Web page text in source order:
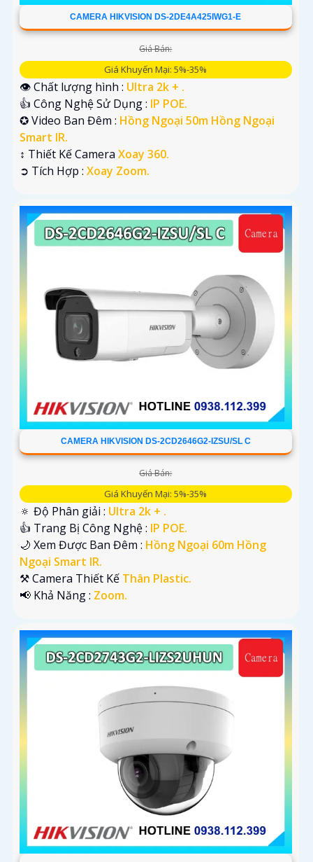
CAMERA HIKVISION DS-2DE4A425IWG1-E
Giá Bán:
Giá Khuyến Mại: 5%-35%
👁 Chất lượng hình : Ultra 2k + .
👍 Công Nghệ Sử Dụng : IP POE.
✪ Video Ban Đêm : Hồng Ngoại 50m Hồng Ngoại
Smart IR.
↕️ Thiết Kế Camera Xoay 360.
️➲ Tích Hợp : Xoay Zoom.
CAMERA HIKVISION DS-2CD2646G2-IZSU/SL C
Giá Bán:
Giá Khuyến Mại: 5%-35%
🔅 Độ Phân giải : Ultra 2k + .
👍 Trang Bị Công Nghệ : IP POE.
🌙 Xem Được Ban Đêm : Hồng Ngoại 60m Hồng
Ngoại Smart IR.
⚒ Camera Thiết Kế Thân Plastic.
️📢 Khả Năng : Zoom.